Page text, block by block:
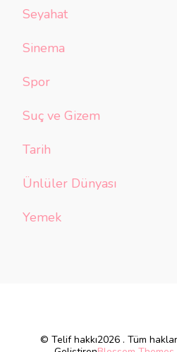
Seyahat
Sinema
Spor
Suç ve Gizem
Tarih
Ünlüler Dünyası
Yemek
© Telif hakkı2026 . Tüm